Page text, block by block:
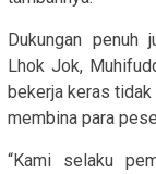
Dukungan penuh
Lhok Jok,
bekerja keras
membina para
“Kami selaku